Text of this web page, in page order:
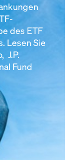
des ETF
Lesen Sie
J.P.
Fund